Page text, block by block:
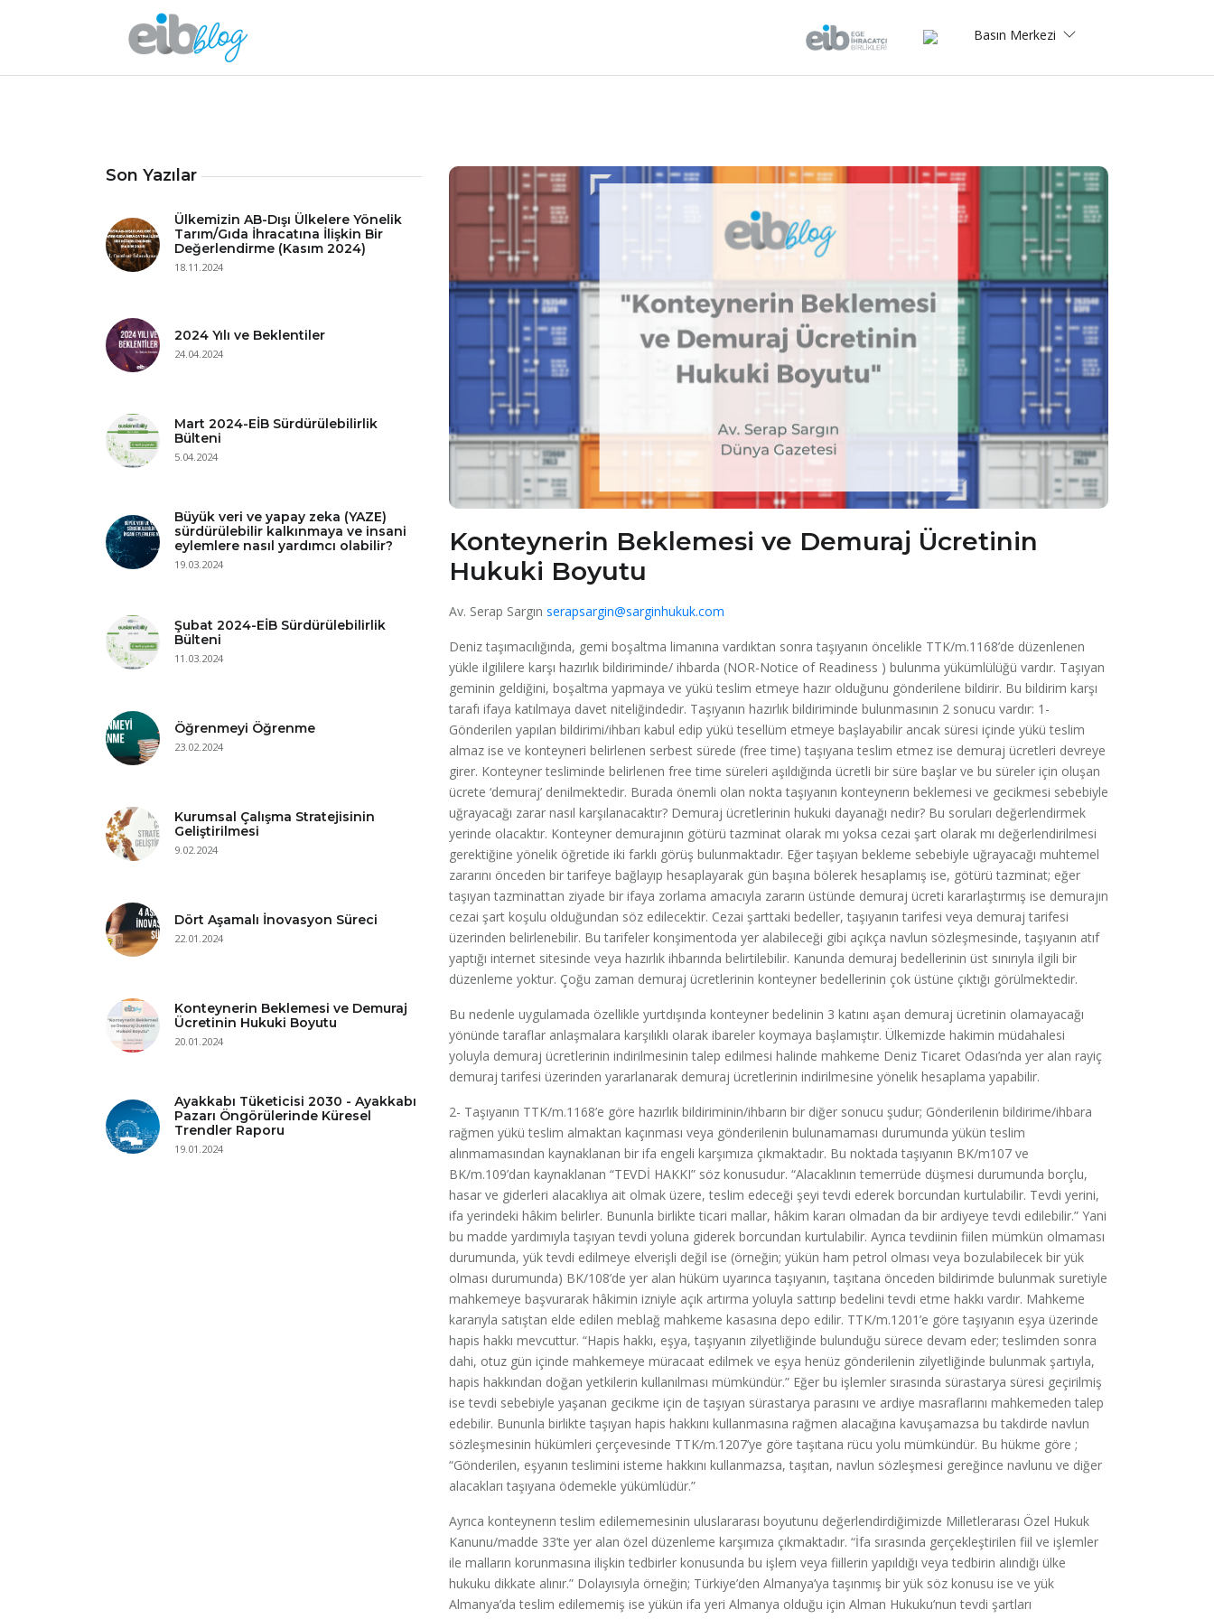
Basın Merkezi
Son Yazılar
Ülkemizin AB-Dışı Ülkelere Yönelik
Tarım/Gıda İhracatına İlişkin Bir
Değerlendirme (Kasım 2024)
18.11.2024
2024 Yılı ve Beklentiler
24.04.2024
Mart 2024-EİB Sürdürülebilirlik
Bülteni
5.04.2024
Büyük veri ve yapay zeka (YAZE)
sürdürülebilir kalkınmaya ve insani
eylemlere nasıl yardımcı olabilir?
19.03.2024
Şubat 2024-EİB Sürdürülebilirlik
Bülteni
11.03.2024
Öğrenmeyi Öğrenme
23.02.2024
Kurumsal Çalışma Stratejisinin
Geliştirilmesi
9.02.2024
Dört Aşamalı İnovasyon Süreci
22.01.2024
Konteynerin Beklemesi ve Demuraj
Ücretinin Hukuki Boyutu
20.01.2024
Ayakkabı Tüketicisi 2030 - Ayakkabı
Pazarı Öngörülerinde Küresel
Trendler Raporu
19.01.2024
Konteynerin Beklemesi ve Demuraj Ücretinin
Hukuki Boyutu
Av. Serap Sargın serapsargin@sarginhukuk.com
Deniz taşımacılığında, gemi boşaltma limanına vardıktan sonra taşıyanın öncelikle TTK/m.1168’de düzenlenen
yükle ilgililere karşı hazırlık bildiriminde/ ihbarda (NOR-Notice of Readiness ) bulunma yükümlülüğü vardır. Taşıyan
geminin geldiğini, boşaltma yapmaya ve yükü teslim etmeye hazır olduğunu gönderilene bildirir. Bu bildirim karşı
tarafı ifaya katılmaya davet niteliğindedir. Taşıyanın hazırlık bildiriminde bulunmasının 2 sonucu vardır: 1-
Gönderilen yapılan bildirimi/ihbarı kabul edip yükü tesellüm etmeye başlayabilir ancak süresi içinde yükü teslim
almaz ise ve konteyneri belirlenen serbest sürede (free time) taşıyana teslim etmez ise demuraj ücretleri devreye
girer. Konteyner tesliminde belirlenen free time süreleri aşıldığında ücretli bir süre başlar ve bu süreler için oluşan
ücrete ‘demuraj’ denilmektedir. Burada önemli olan nokta taşıyanın konteynerın beklemesi ve gecikmesi sebebiyle
uğrayacağı zarar nasıl karşılanacaktır? Demuraj ücretlerinin hukuki dayanağı nedir? Bu soruları değerlendirmek
yerinde olacaktır. Konteyner demurajının götürü tazminat olarak mı yoksa cezai şart olarak mı değerlendirilmesi
gerektiğine yönelik öğretide iki farklı görüş bulunmaktadır. Eğer taşıyan bekleme sebebiyle uğrayacağı muhtemel
zararını önceden bir tarifeye bağlayıp hesaplayarak gün başına bölerek hesaplamış ise, götürü tazminat; eğer
taşıyan tazminattan ziyade bir ifaya zorlama amacıyla zararın üstünde demuraj ücreti kararlaştırmış ise demurajın
cezai şart koşulu olduğundan söz edilecektir. Cezai şarttaki bedeller, taşıyanın tarifesi veya demuraj tarifesi
üzerinden belirlenebilir. Bu tarifeler konşimentoda yer alabileceği gibi açıkça navlun sözleşmesinde, taşıyanın atıf
yaptığı internet sitesinde veya hazırlık ihbarında belirtilebilir. Kanunda demuraj bedellerinin üst sınırıyla ilgili bir
düzenleme yoktur. Çoğu zaman demuraj ücretlerinin konteyner bedellerinin çok üstüne çıktığı görülmektedir.
Bu nedenle uygulamada özellikle yurtdışında konteyner bedelinin 3 katını aşan demuraj ücretinin olamayacağı
yönünde taraflar anlaşmalara karşılıklı olarak ibareler koymaya başlamıştır. Ülkemizde hakimin müdahalesi
yoluyla demuraj ücretlerinin indirilmesinin talep edilmesi halinde mahkeme Deniz Ticaret Odası’nda yer alan rayiç
demuraj tarifesi üzerinden yararlanarak demuraj ücretlerinin indirilmesine yönelik hesaplama yapabilir.
2- Taşıyanın TTK/m.1168’e göre hazırlık bildiriminin/ihbarın bir diğer sonucu şudur; Gönderilenin bildirime/ihbara
rağmen yükü teslim almaktan kaçınması veya gönderilenin bulunamaması durumunda yükün teslim
alınmamasından kaynaklanan bir ifa engeli karşımıza çıkmaktadır. Bu noktada taşıyanın BK/m107 ve
BK/m.109’dan kaynaklanan “TEVDİ HAKKI” söz konusudur. “Alacaklının temerrüde düşmesi durumunda borçlu,
hasar ve giderleri alacaklıya ait olmak üzere, teslim edeceği şeyi tevdi ederek borcundan kurtulabilir. Tevdi yerini,
ifa yerindeki hâkim belirler. Bununla birlikte ticari mallar, hâkim kararı olmadan da bir ardiyeye tevdi edilebilir.” Yani
bu madde yardımıyla taşıyan tevdi yoluna giderek borcundan kurtulabilir. Ayrıca tevdiinin fiilen mümkün olmaması
durumunda, yük tevdi edilmeye elverişli değil ise (örneğin; yükün ham petrol olması veya bozulabilecek bir yük
olması durumunda) BK/108’de yer alan hüküm uyarınca taşıyanın, taşıtana önceden bildirimde bulunmak suretiyle
mahkemeye başvurarak hâkimin izniyle açık artırma yoluyla sattırıp bedelini tevdi etme hakkı vardır. Mahkeme
kararıyla satıştan elde edilen meblağ mahkeme kasasına depo edilir. TTK/m.1201’e göre taşıyanın eşya üzerinde
hapis hakkı mevcuttur. “Hapis hakkı, eşya, taşıyanın zilyetliğinde bulunduğu sürece devam eder; teslimden sonra
dahi, otuz gün içinde mahkemeye müracaat edilmek ve eşya henüz gönderilenin zilyetliğinde bulunmak şartıyla,
hapis hakkından doğan yetkilerin kullanılması mümkündür.” Eğer bu işlemler sırasında sürastarya süresi geçirilmiş
ise tevdi sebebiyle yaşanan gecikme için de taşıyan sürastarya parasını ve ardiye masraflarını mahkemeden talep
edebilir. Bununla birlikte taşıyan hapis hakkını kullanmasına rağmen alacağına kavuşamazsa bu takdirde navlun
sözleşmesinin hükümleri çerçevesinde TTK/m.1207’ye göre taşıtana rücu yolu mümkündür. Bu hükme göre ;
“Gönderilen, eşyanın teslimini isteme hakkını kullanmazsa, taşıtan, navlun sözleşmesi gereğince navlunu ve diğer
alacakları taşıyana ödemekle yükümlüdür.”
Ayrıca konteynerın teslim edilememesinin uluslararası boyutunu değerlendirdiğimizde Milletlerarası Özel Hukuk
Kanunu/madde 33’te yer alan özel düzenleme karşımıza çıkmaktadır. “İfa sırasında gerçekleştirilen fiil ve işlemler
ile malların korunmasına ilişkin tedbirler konusunda bu işlem veya fiillerin yapıldığı veya tedbirin alındığı ülke
hukuku dikkate alınır.” Dolayısıyla örneğin; Türkiye’den Almanya’ya taşınmış bir yük söz konusu ise ve yük
Almanya’da teslim edilememiş ise yükün ifa yeri Almanya olduğu için Alman Hukuku’nun tevdi şartları